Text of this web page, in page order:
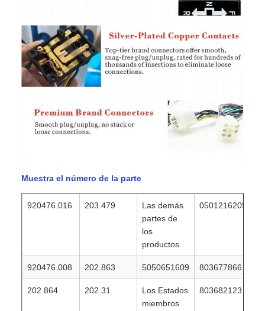
Muestra el número de la parte
920476.016 203.479
Las demás
partes de
los
productos
0501216205
920476.008 202.863 5050651609 803677866
202.864 202.31
Los Estados
miembros
803682123